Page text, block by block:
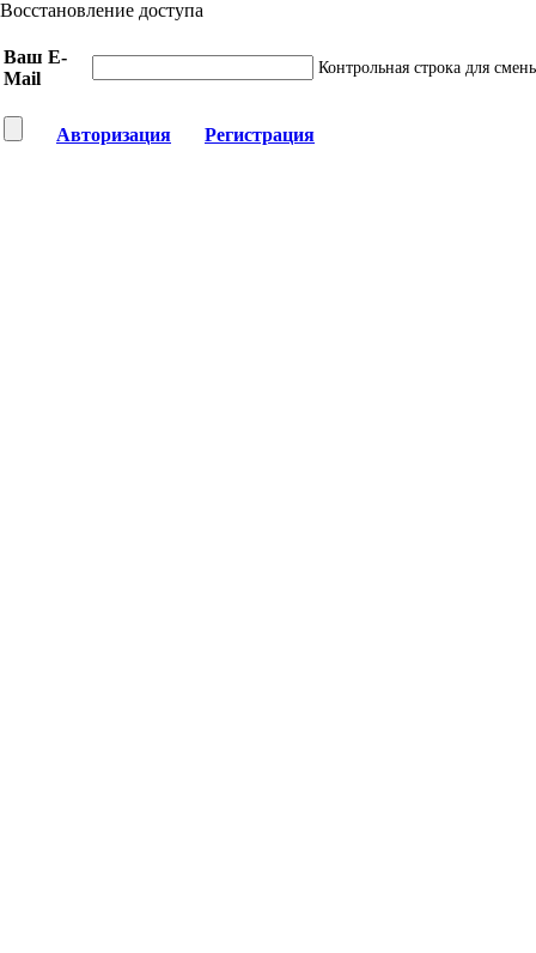
Восстановление доступа
Ваш E-
Mail
Контрольная строка для
Авторизация Регистрация